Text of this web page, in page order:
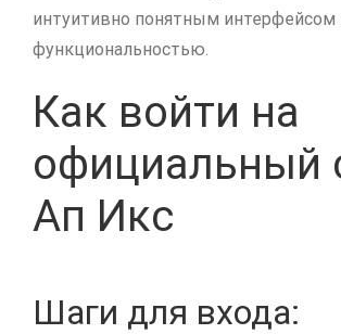
интуитивно понятным
функциональностью.
Как войти на
официальный
Ап Икс
Шаги для входа: